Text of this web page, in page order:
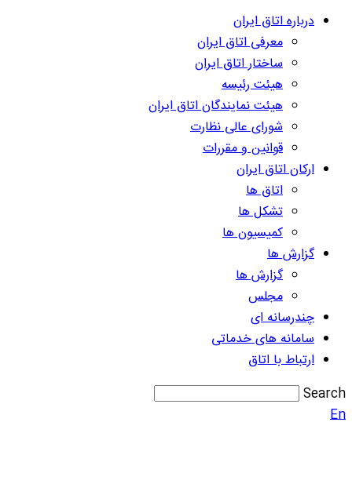
درباره اتاق ایران
معرفی اتاق ایران
ساختار اتاق ایران
هیئت رئیسه
هیئت نمایندگان اتاق ایران
شورای عالی نظارت
قوانین و مقررات
ارکان اتاق ایران
اتاق ها
تشکل ها
کمیسیون ها
گزارش ها
گزارش ها
مجلس
چندرسانه ای
سامانه های خدماتی
ارتباط با اتاق
Search
En